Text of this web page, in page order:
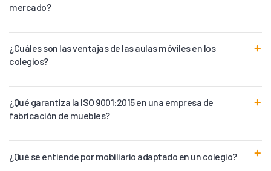
mercado?
¿Cuáles son las ventajas de las aulas móviles en los
colegios?
¿Qué garantiza la ISO 9001:2015 en una empresa de
fabricación de muebles?
¿Qué se entiende por mobiliario adaptado en un colegio?